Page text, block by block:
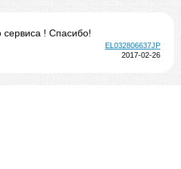
сервиса ! Спасибо!
EL032806637JP
2017-02-26